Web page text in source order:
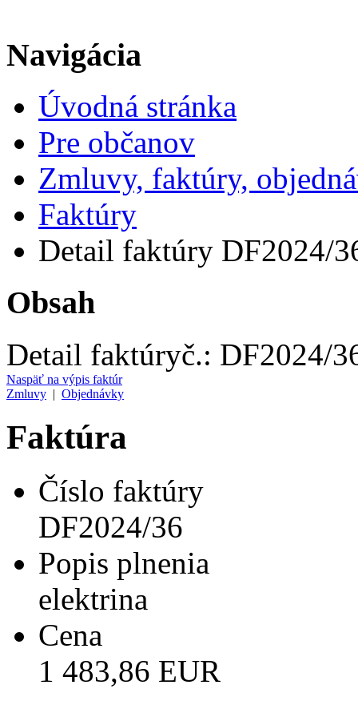
Navigácia
Úvodná stránka
Pre občanov
Zmluvy, faktúry,
Faktúry
Detail faktúry DF2024/
Obsah
Detail faktúryč.: DF2024/
Naspäť na výpis faktúr
Zmluvy | Objednávky
Faktúra
Číslo faktúry
DF2024/36
Popis plnenia
elektrina
Cena
1 483,86 EUR